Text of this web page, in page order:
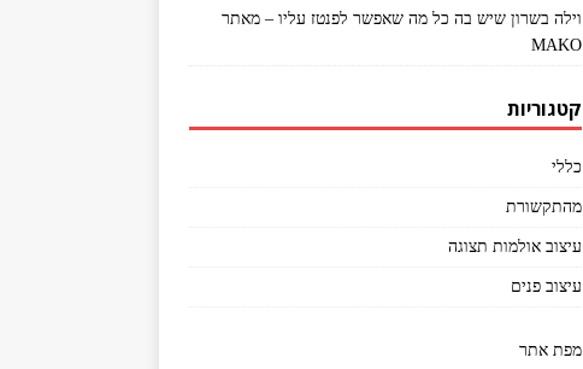
וילה בשרון שיש בה כל מה שאפשר לפנטז עליו – מאתר
MAKO
קטגוריות
כללי
מהתקשורת
עיצוב אולמות תצוגה
עיצוב פנים
מפת אתר